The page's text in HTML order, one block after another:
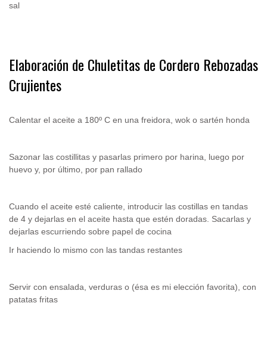
sal
Elaboración de Chuletitas de Cordero Rebozadas
Crujientes
Calentar el aceite a 180º C en una freidora, wok o sartén honda
Sazonar las costillitas y pasarlas primero por harina, luego por
huevo y, por último, por pan rallado
Cuando el aceite esté caliente, introducir las costillas en tandas
de 4 y dejarlas en el aceite hasta que estén doradas. Sacarlas y
dejarlas escurriendo sobre papel de cocina
Ir haciendo lo mismo con las tandas restantes
Servir con ensalada, verduras o (ésa es mi elección favorita), con
patatas fritas